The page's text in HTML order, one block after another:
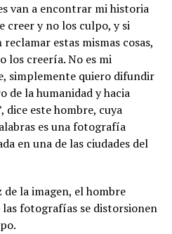
van a encontrar mi historia
creer y no los culpo, y si
estas mismas cosas,
los creería. No es mi
simplemente quiero difundir
de la humanidad y hacia
dice este hombre, cuya
es una fotografía
en una de las ciudades del
la imagen, el hombre
las fotografías se distorsionen